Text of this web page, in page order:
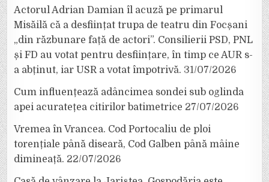
Actorul Adrian Damian îl acuză pe primarul
Misăilă că a desființat trupa de teatru din Focșani
„din răzbunare față de actori”. Consilierii PSD, PNL
și FD au votat pentru desființare, în timp ce AUR s-
a abținut, iar USR a votat împotrivă. 31/07/2026
Cum influențează adâncimea sondei sub oglinda
apei acuratețea citirilor batimetrice 27/07/2026
Vremea în Vrancea. Cod Portocaliu de ploi
torențiale până diseară, Cod Galben până mâine
dimineață. 22/07/2026